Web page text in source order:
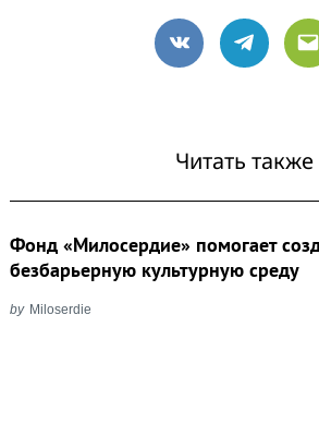
VK
Читать также
Фонд «Милосердие» помогает
безбарьерную культурную среду
by Miloserdie